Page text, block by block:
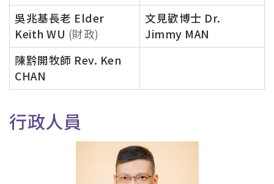
吳兆基長老 Elder
Keith WU (財政)
文見歡博士 Dr.
Jimmy MAN
陳黔開牧師 Rev. Ken
CHAN
行政人員